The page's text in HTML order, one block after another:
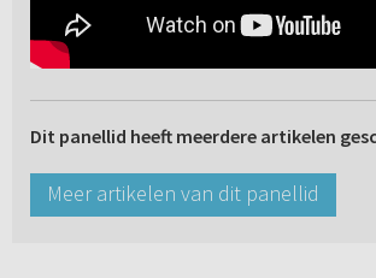
Dit panellid heeft meerdere artikelen
Meer artikelen van dit panellid